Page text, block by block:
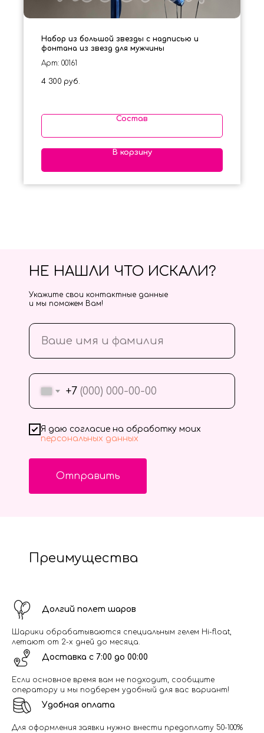
Набор из большой звезды с надписью и
фонтана из звезд для мужчины
Арт: 00161
4 300 руб.
Состав
В корзину
+7
Я даю согласие на обработку моих
персональных данных
Отправить
НЕ НАШЛИ ЧТО ИСКАЛИ?
Укажите свои контактные данные
и мы поможем Вам!
Преимущества
Долгий полет шаров
Шарики обрабатываются специальным гелем Hi-float,
летают от 2-х дней до месяца.
Доставка с 7:00 до 00:00
Если основное время вам не подходит, сообщите
оператору и мы подберем удобный для вас вариант!
Удобная оплата
Для оформления заявки нужно внести предоплату 50-100%